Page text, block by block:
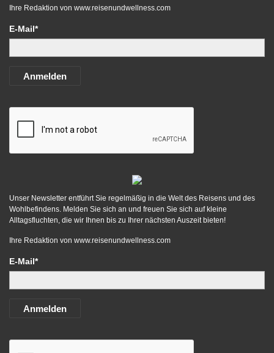
Ihre Redaktion von www.reisenundwellness.com
E-Mail*
Anmelden
Unser Newsletter entführt Sie regelmäßig in die Welt des Reisens und des
Wohlbefindens. Melden Sie sich an und freuen Sie sich auf kleine
Alltagsfluchten, die wir Ihnen bis zu Ihrer nächsten Auszeit bieten!
Ihre Redaktion von www.reisenundwellness.com
E-Mail*
Anmelden